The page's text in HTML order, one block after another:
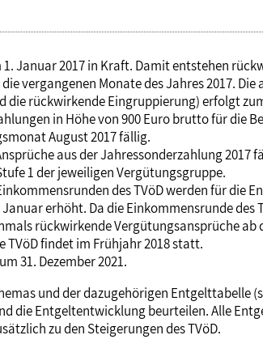
Bildung
Gender
Europa
Frauenrecht
Seminare
Akademie
Verlag
Januar 2017 in Kraft. Damit entstehen
vergangenen Monate des Jahres 2017.
die rückwirkende Eingruppierung) erfolgt
in Höhe von 900 Euro brutto für die
August 2017 fällig.
aus der Jahressonderzahlung 2017
1 der jeweiligen Vergütungsgruppe.
des TVöD werden für die
erhöht. Da die Einkommensrunde des
rückwirkende Vergütungsansprüche ab
TVöD findet im Frühjahr 2018 statt.
31. Dezember 2021.
und der dazugehörigen Entgelttabelle
die Entgeltentwicklung beurteilen. Alle
zu den Steigerungen des TVöD.